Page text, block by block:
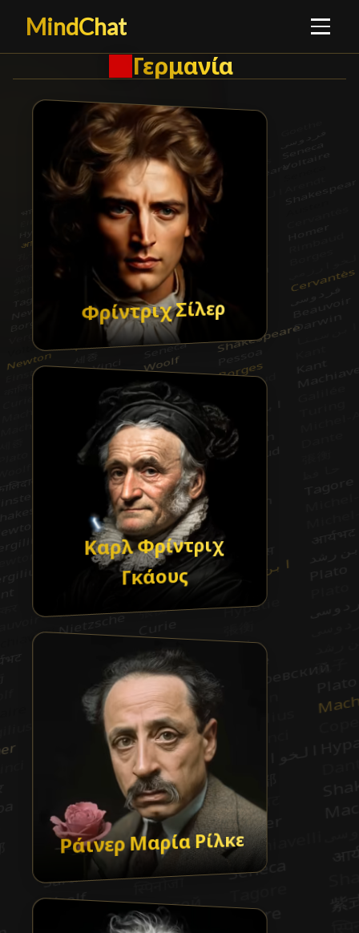
MindChat
Γερμανία
Γερμανία█
Φρίντριχ Σίλερ
Καρλ Φρίντριχ
Γκάους
Ράινερ Μαρία Ρίλκε